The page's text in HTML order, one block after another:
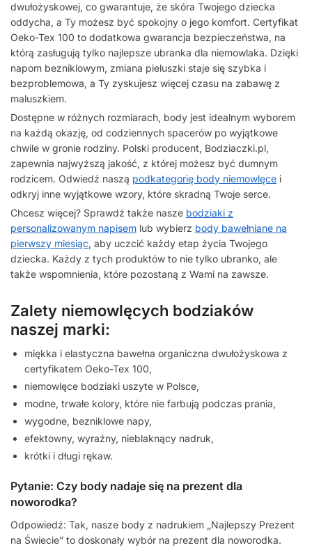
dwułożyskowej, co gwarantuje, że skóra Twojego dziecka
oddycha, a Ty możesz być spokojny o jego komfort. Certyfikat
Oeko-Tex 100 to dodatkowa gwarancja bezpieczeństwa, na
którą zasługują tylko najlepsze ubranka dla niemowlaka. Dzięki
napom bezniklowym, zmiana pieluszki staje się szybka i
bezproblemowa, a Ty zyskujesz więcej czasu na zabawę z
maluszkiem.
Dostępne w różnych rozmiarach, body jest idealnym wyborem
na każdą okazję, od codziennych spacerów po wyjątkowe
chwile w gronie rodziny. Polski producent, Bodziaczki.pl,
zapewnia najwyższą jakość, z której możesz być dumnym
rodzicem. Odwiedź naszą podkategorię body niemowlęce i
odkryj inne wyjątkowe wzory, które skradną Twoje serce.
Chcesz więcej? Sprawdź także nasze bodziaki z
personalizowanym napisem lub wybierz body bawełniane na
pierwszy miesiąc, aby uczcić każdy etap życia Twojego
dziecka. Każdy z tych produktów to nie tylko ubranko, ale
także wspomnienia, które pozostaną z Wami na zawsze.
Zalety niemowlęcych bodziaków
naszej marki:
miękka i elastyczna bawełna organiczna dwułożyskowa z
certyfikatem Oeko-Tex 100,
niemowlęce bodziaki uszyte w Polsce,
modne, trwałe kolory, które nie farbują podczas prania,
wygodne, bezniklowe napy,
efektowny, wyraźny, nieblaknący nadruk,
krótki i długi rękaw.
Pytanie: Czy body nadaje się na prezent dla
noworodka?
Odpowiedź: Tak, nasze body z nadrukiem „Najlepszy Prezent
na Świecie” to doskonały wybór na prezent dla noworodka.